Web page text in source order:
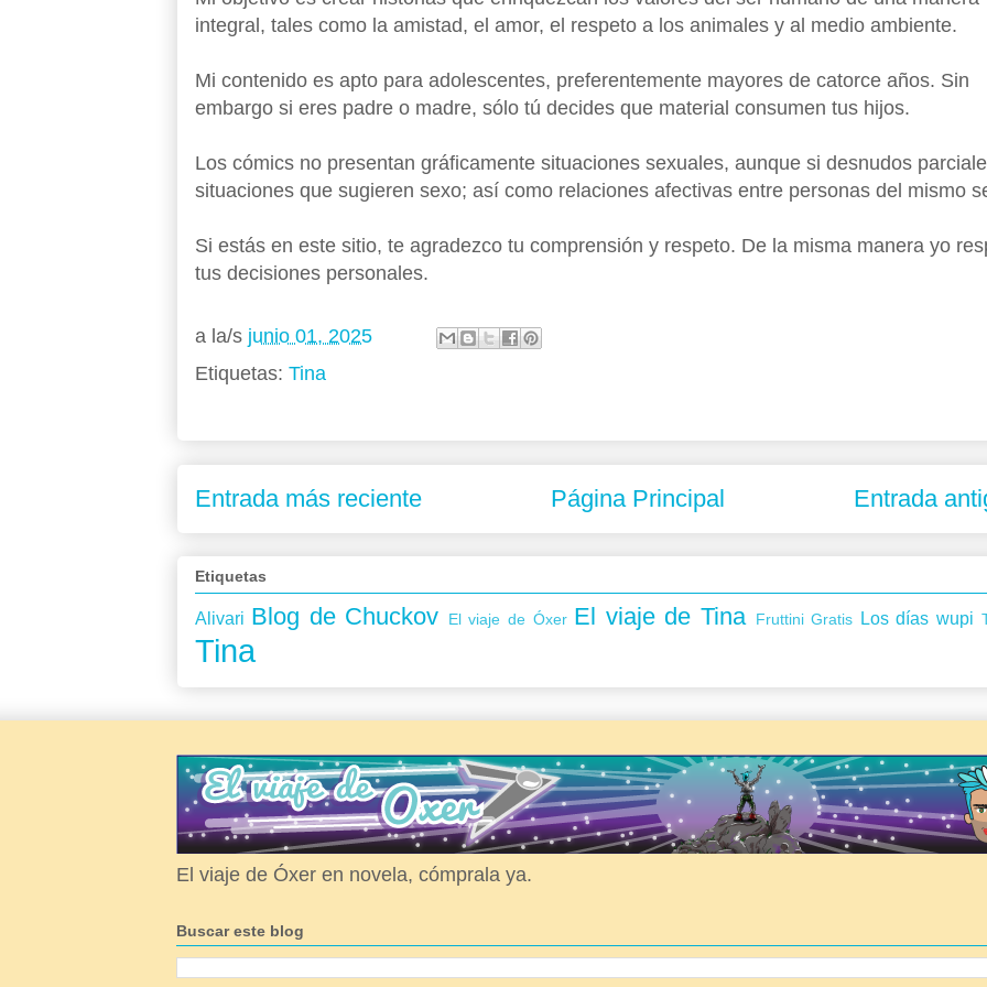
integral, tales como la amistad, el amor, el respeto a los animales y al medio ambiente.
Mi contenido es apto para adolescentes, preferentemente mayores de catorce años. Sin
embargo si eres padre o madre, sólo tú decides que material consumen tus hijos.
Los cómics no presentan gráficamente situaciones sexuales, aunque si desnudos
situaciones que sugieren sexo; así como relaciones afectivas entre personas del mismo
Si estás en este sitio, te agradezco tu comprensión y respeto. De la misma manera yo
tus decisiones personales.
a la/s junio 01, 2025
Etiquetas: Tina
Entrada más reciente Entrada
Página Principal
Etiquetas
Alivari Blog de Chuckov El viaje de Óxer El viaje de Tina Fruttini Gratis Los días wupi
Tina
El viaje de Óxer en novela, cómprala ya.
Buscar este blog